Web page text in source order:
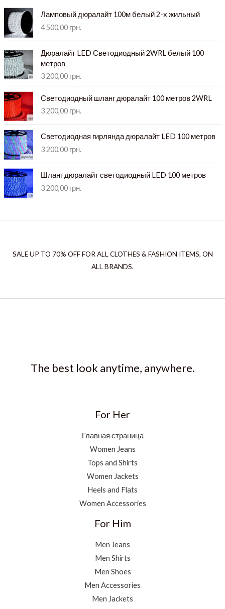
Ламповый дюралайт 100м белый 2-х жильный
4 500,00 грн.
Дюралайт LED Светодиодный 2WRL белый 100
метров
3 200,00 грн.
Светодиодный шланг дюралайт 100 метров 2WRL
3 200,00 грн.
Светодиодная гирлянда дюралайт LED 100 метров
3 200,00 грн.
Шланг дюралайт светодиодный LED 100 метров
3 200,00 грн.
SALE UP TO 70% OFF FOR ALL CLOTHES & FASHION ITEMS, ON
ALL BRANDS.
The best look anytime, anywhere.
For Her
Главная страница
Women Jeans
Tops and Shirts
Women Jackets
Heels and Flats
Women Accessories
For Him
Men Jeans
Men Shirts
Men Shoes
Men Accessories
Men Jackets